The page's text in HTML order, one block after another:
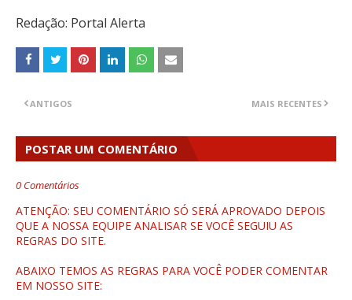
Redação: Portal Alerta
MAIS RECENTES
ANTIGOS
POSTAR UM COMENTÁRIO
0 Comentários
ATENÇÃO: SEU COMENTÁRIO SÓ SERÁ APROVADO DEPOIS
QUE A NOSSA EQUIPE ANALISAR SE VOCÊ SEGUIU AS
REGRAS DO SITE.
ABAIXO TEMOS AS REGRAS PARA VOCÊ PODER COMENTAR
EM NOSSO SITE: